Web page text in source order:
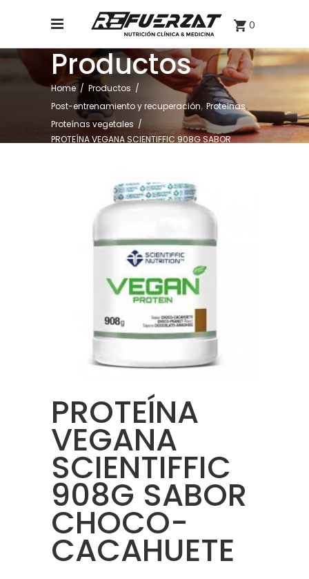
0
Productos
Home / Productos /
Post-entrenamiento y recuperación, Proteínas,
Proteínas vegetales/
PROTEÍNA VEGANA SCIENTIFFIC 908G SABOR
PROTEÍNA
VEGANA
SCIENTIFFIC
908G SABOR
CHOCO-
CACAHUETE